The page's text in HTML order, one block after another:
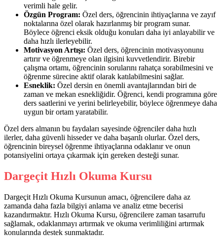
verimli hale gelir.
Özgün Program: Özel ders, öğrencinin ihtiyaçlarına ve zayıf
noktalarına özel olarak hazırlanmış bir program sunar.
Böylece öğrenci eksik olduğu konuları daha iyi anlayabilir ve
daha hızlı ilerleyebilir.
Motivasyon Artışı: Özel ders, öğrencinin motivasyonunu
artırır ve öğrenmeye olan ilgisini kuvvetlendirir. Birebir
çalışma ortamı, öğrencinin sorularını rahatça sorabilmesini ve
öğrenme sürecine aktif olarak katılabilmesini sağlar.
Esneklik: Özel dersin en önemli avantajlarından biri de
zaman ve mekan esnekliğidir. Öğrenci, kendi programına göre
ders saatlerini ve yerini belirleyebilir, böylece öğrenmeye daha
uygun bir ortam yaratabilir.
Özel ders almanın bu faydaları sayesinde öğrenciler daha hızlı
ilerler, daha güvenli hisseder ve daha başarılı olurlar. Özel ders,
öğrencinin bireysel öğrenme ihtiyaçlarına odaklanır ve onun
potansiyelini ortaya çıkarmak için gereken desteği sunar.
Dargeçit Hızlı Okuma Kursu
Dargeçit Hızlı Okuma Kursunun amacı, öğrencilere daha az
zamanda daha fazla bilgiyi anlama ve analiz etme becerisi
kazandırmaktır. Hızlı Okuma Kursu, öğrencilere zaman tasarrufu
sağlamak, odaklanmayı artırmak ve okuma verimliliğini artırmak
konularında destek sunmaktadır.